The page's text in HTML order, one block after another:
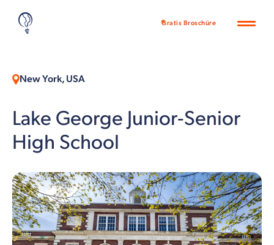
Gratis Broschüre
New York, USA
Lake George Junior-Senior
High School